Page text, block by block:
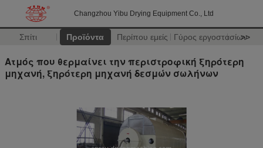
Changzhou Yibu Drying Equipment Co., Ltd
Σπίτι Προϊόντα Περίπου εμείς Γύρος εργοστασίων
>>
Ατμός που θερμαίνει την περιστροφική ξηρότερη
μηχανή, ξηρότερη μηχανή δεσμών σωλήνων